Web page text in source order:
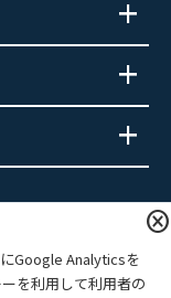
cancel
Google Analyticsを
を利用して利用者の